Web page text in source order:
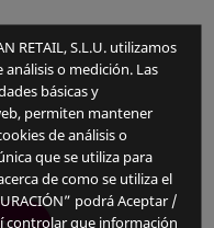
RETAIL, S.L.U. utilizamos
o medición. Las
básicas y
permiten mantener
de análisis o
que se utiliza para
de como se utiliza el
podrá Aceptar /
controlar que información